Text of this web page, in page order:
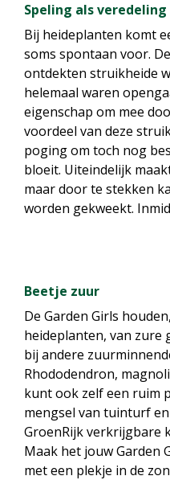
Speling als veredeling
Bij heideplanten komt
soms spontaan voor.
ontdekten struikheide
helemaal waren
eigenschap om mee
voordeel van deze
poging om toch nog
bloeit. Uiteindelijk
maar door te stekken
worden gekweekt.
Beetje zuur
De Garden Girls
heideplanten, van zure
bij andere
Rhododendron,
kunt ook zelf een ruim
mengsel van tuinturf
GroenRijk verkrijgbare
Maak het jouw Garden
met een plekje in de